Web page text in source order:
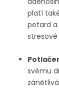
platí
petard a
svému